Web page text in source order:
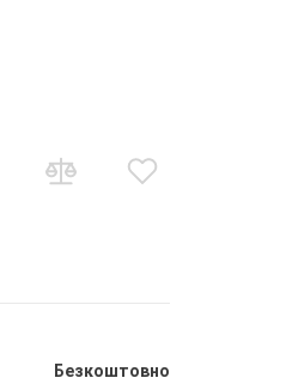
Безкоштовно